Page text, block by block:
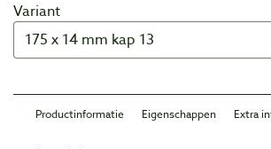
Variant
Productinformatie Eigenschappen Extra